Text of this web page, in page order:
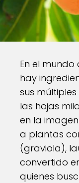
En el
hay
sus
las hojas
en la
a plantas
(graviola),
convertido
quienes